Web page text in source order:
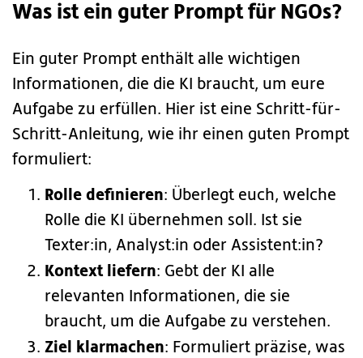
Was ist ein guter Prompt für NGOs?
Ein guter Prompt enthält alle wichtigen
Informationen, die die KI braucht, um eure
Aufgabe zu erfüllen. Hier ist eine Schritt-für-
Schritt-Anleitung, wie ihr einen guten Prompt
formuliert:
Rolle definieren: Überlegt euch, welche
Rolle die KI übernehmen soll. Ist sie
Texter:in, Analyst:in oder Assistent:in?
Kontext liefern: Gebt der KI alle
relevanten Informationen, die sie
braucht, um die Aufgabe zu verstehen.
Ziel klarmachen: Formuliert präzise, was